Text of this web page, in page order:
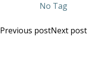
No Tag
Previous postNext post